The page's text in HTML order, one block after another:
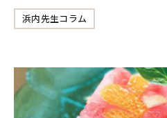
浜内先生コラム